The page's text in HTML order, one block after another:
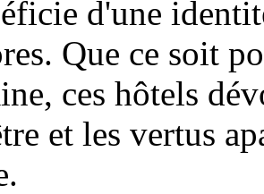
d'une
Que ce soit
ces hôtels
et les vertus